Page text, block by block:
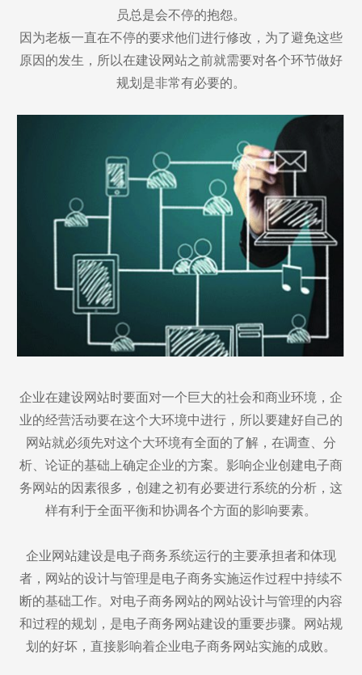
员总是会不停的抱怨。
因为老板一直在不停的要求他们进行修改，为了避免这些
原因的发生，所以在建设网站之前就需要对各个环节做好
规划是非常有必要的。
企业在建设网站时要面对一个巨大的社会和商业环境，企
业的经营活动要在这个大环境中进行，所以要建好自己的
网站就必须先对这个大环境有全面的了解，在调查、分
析、论证的基础上确定企业的方案。影响企业创建电子商
务网站的因素很多，创建之初有必要进行系统的分析，这
样有利于全面平衡和协调各个方面的影响要素。
企业网站建设是电子商务系统运行的主要承担者和体现
者，网站的设计与管理是电子商务实施运作过程中持续不
断的基础工作。对电子商务网站的网站设计与管理的内容
和过程的规划，是电子商务网站建设的重要步骤。网站规
划的好坏，直接影响着企业电子商务网站实施的成败。